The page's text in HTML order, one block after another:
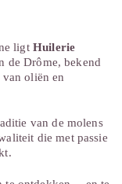
ligt Huilerie
de Drôme, bekend
oliën en
van de molens
die met passie